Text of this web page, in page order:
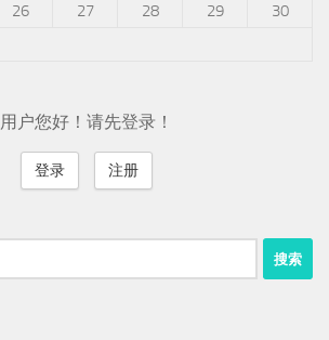
26 27 28 29
30
用户您好！请先登录！
登录 注册